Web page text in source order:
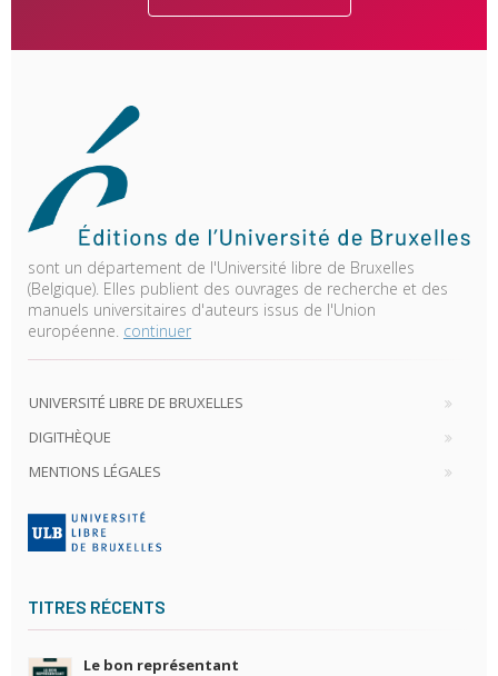
sont un département de l'Université libre de Bruxelles
(Belgique). Elles publient des ouvrages de recherche et des
manuels universitaires d'auteurs issus de l'Union
européenne. continuer
UNIVERSITÉ LIBRE DE BRUXELLES
DIGITHÈQUE
MENTIONS LÉGALES
TITRES RÉCENTS
Le bon représentant